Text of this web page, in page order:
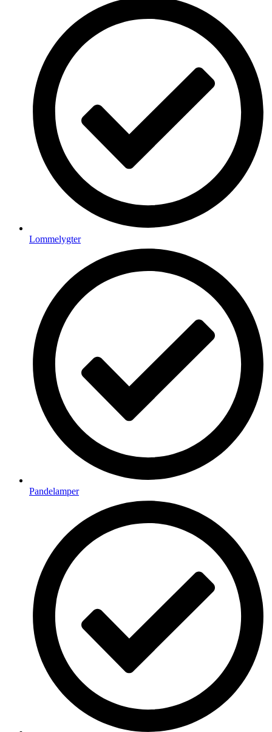
Lommelygter
Pandelamper